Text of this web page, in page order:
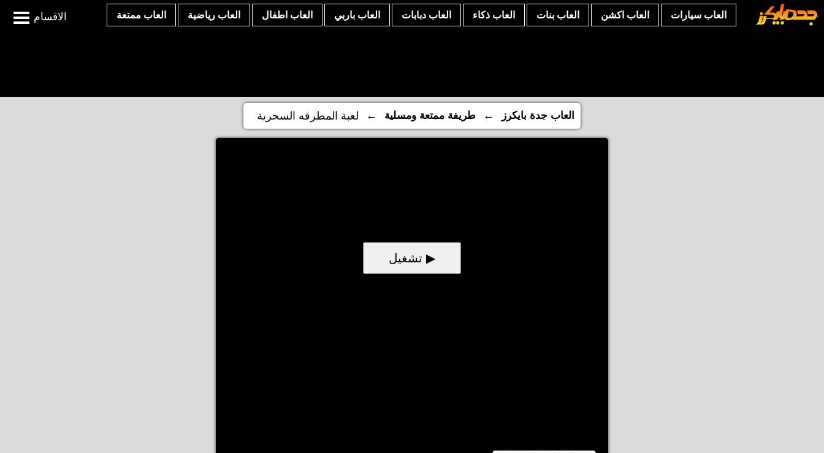
الاقسام العاب سيارات العاب اكشن العاب بنات العاب ذكاء العاب دبابات العاب باربي العاب اطفال العاب رياضية العاب ممتعة
العاب جدة بايكرز ← طريفة ممتعة ومسلية ← لعبة المطرقه السحرية
▶ تشغيل